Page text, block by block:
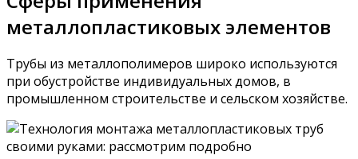
металлопластиковых элементов
Трубы из металлополимеров широко используются
при обустройстве индивидуальных домов, в
промышленном строительстве и сельском хозяйстве.